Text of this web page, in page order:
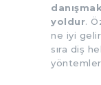
yoldur.
ne iyi
sıra diş
yöntemler